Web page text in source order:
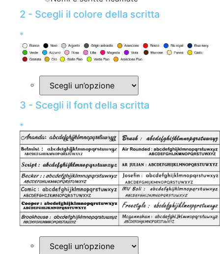
2 - Scegli il colore della scritta
*
3 - Scegli il font della scritta
*